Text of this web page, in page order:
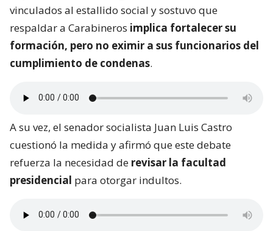
vinculados al estallido social y sostuvo que
respaldar a Carabineros implica fortalecer su
formación, pero no eximir a sus funcionarios del
cumplimiento de condenas.
A su vez, el senador socialista Juan Luis Castro
cuestionó la medida y afirmó que este debate
refuerza la necesidad de revisar la facultad
presidencial para otorgar indultos.